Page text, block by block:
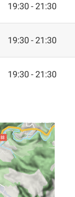
19:30 - 21:30
19:30 - 21:30
19:30 - 21:30